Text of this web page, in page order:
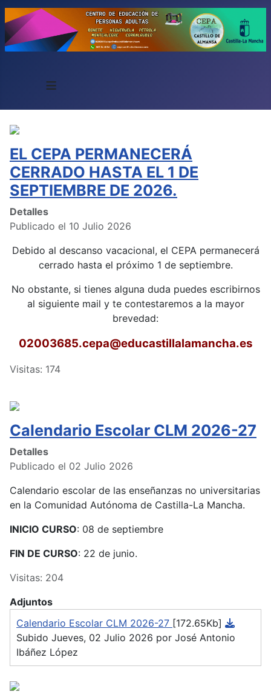
≡
EL CEPA PERMANECERÁ
CERRADO HASTA EL 1 DE
SEPTIEMBRE DE 2026.
Detalles
Publicado el 10 Julio 2026
Debido al descanso vacacional, el CEPA permanecerá
cerrado hasta el próximo 1 de septiembre.
No obstante, si tienes alguna duda puedes escribirnos
al siguiente mail y te contestaremos a la mayor
brevedad:
02003685.cepa@educastillalamancha.es
Visitas: 174
Calendario Escolar CLM 2026-27
Detalles
Publicado el 02 Julio 2026
Calendario escolar de las enseñanzas no universitarias
en la Comunidad Autónoma de Castilla-La Mancha.
INICIO CURSO: 08 de septiembre
FIN DE CURSO: 22 de junio.
Visitas: 204
Adjuntos
Calendario Escolar CLM 2026-27 [172.65Kb]
Subido Jueves, 02 Julio 2026 por José Antonio
Ibáñez López